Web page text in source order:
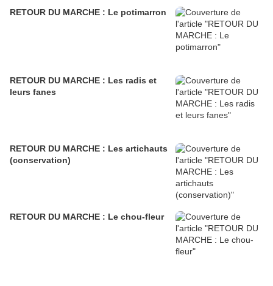
RETOUR DU MARCHE : Le potimarron
RETOUR DU MARCHE : Les radis et
leurs fanes
RETOUR DU MARCHE : Les artichauts
(conservation)
RETOUR DU MARCHE : Le chou-fleur